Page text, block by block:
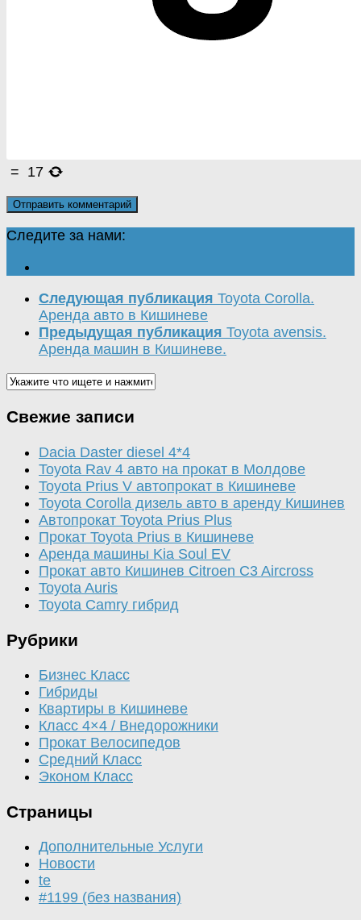
= 17
Следите за нами:
Следующая публикация Toyota Corolla.
Аренда авто в Кишиневе
Предыдущая публикация Toyota avensis.
Аренда машин в Кишиневе.
Свежие записи
Dacia Daster diesel 4*4
Toyota Rav 4 авто на прокат в Молдове
Toyota Prius V автопрокат в Кишиневе
Toyota Corolla дизель авто в аренду Кишинев
Автопрокат Toyota Prius Plus
Прокат Toyota Prius в Кишиневе
Аренда машины Kia Soul EV
Прокат авто Кишинев Citroen C3 Aircross
Toyota Auris
Toyota Camry гибрид
Рубрики
Бизнес Класс
Гибриды
Квартиры в Кишиневе
Класс 4×4 / Внедорожники
Прокат Велосипедов
Средний Класс
Эконом Класс
Страницы
Дополнительные Услуги
Новости
te
#1199 (без названия)